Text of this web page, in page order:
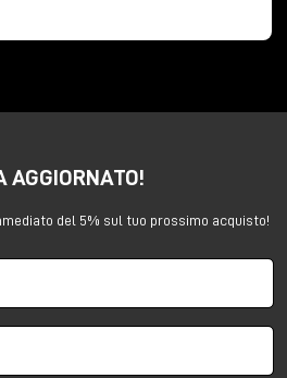
Buchla
melodico.
AGGIORNATO!
del 5% sul tuo prossimo acquisto!